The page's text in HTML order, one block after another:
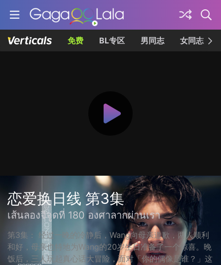
免费 BL专区 男同志 女同志
恋爱换日线 第3集
เส้นลองจิจูดที่ 180 องศาลากผ่านเรา
第3集： 经过一晚的冷静后，Wang向母亲道歉，两人顺利
和好，母亲也特地为Wang的20岁生日准备了一个惊喜。晚
饭后，三人玩起真心话大冒险，面对「你的偶像是谁？」这